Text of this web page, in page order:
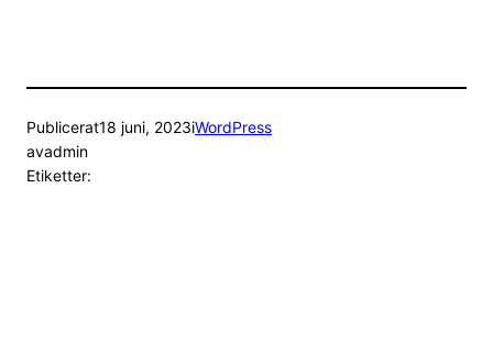
Publicerat18 juni, 2023iWordPress
avadmin
Etiketter: